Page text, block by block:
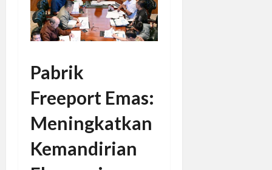
Pabrik
Freeport Emas:
Meningkatkan
Kemandirian